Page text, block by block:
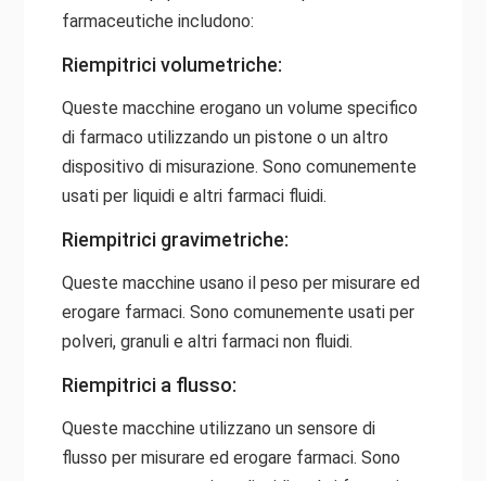
farmaceutiche includono:
Riempitrici volumetriche:
Queste macchine erogano un volume specifico
di farmaco utilizzando un pistone o un altro
dispositivo di misurazione. Sono comunemente
usati per liquidi e altri farmaci fluidi.
Riempitrici gravimetriche:
Queste macchine usano il peso per misurare ed
erogare farmaci. Sono comunemente usati per
polveri, granuli e altri farmaci non fluidi.
Riempitrici a flusso:
Queste macchine utilizzano un sensore di
flusso per misurare ed erogare farmaci. Sono